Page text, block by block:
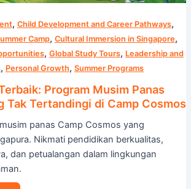
, Child Development and Career Pathways,
Camp, Cultural Immersion in Singapore,
, Global Study Tours, Leadership and
, Personal Growth, Summer Programs
Program Musim Panas
Tak Tertandingi di Camp Cosmos
panas Camp Cosmos yang
Nikmati pendidikan berkualitas,
dan petualangan dalam lingkungan